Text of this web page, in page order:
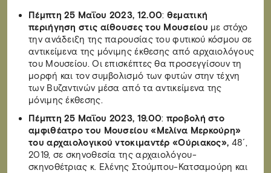
Πέμπτη 25 Μαΐου 2023, 12.00: θεματική
περιήγηση στις αίθουσες του Μουσείου με στόχο
την ανάδειξη της παρουσίας του φυτικού κόσμου σε
αντικείμενα της μόνιμης έκθεσης από αρχαιολόγους
του Μουσείου. Οι επισκέπτες θα προσεγγίσουν τη
μορφή και τον συμβολισμό των φυτών στην τέχνη
των Βυζαντινών μέσα από τα αντικείμενα της
μόνιμης έκθεσης.
Πέμπτη 25 Μαΐου 2023, 19.00: προβολή στο
αμφιθέατρο του Μουσείου «Μελίνα Μερκούρη»
του αρχαιολογικού ντοκιμαντέρ «Ούριακος», 48΄,
2019, σε σκηνοθεσία της αρχαιολόγου-
σκηνοθέτριας κ. Ελένης Στούμπου-Κατσαμούρη και